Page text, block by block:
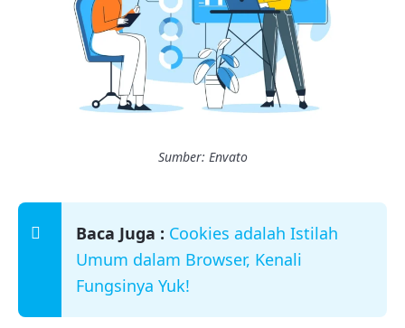
Sumber: Envato
Baca Juga : Cookies adalah Istilah
Umum dalam Browser, Kenali
Fungsinya Yuk!